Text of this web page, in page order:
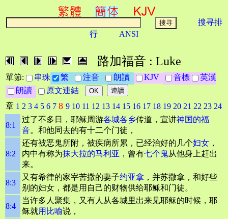
搜寻排
行
ANSI
路加福音 : Luke
單節: 串珠 繁 注音 朗讀 KJV 音標
英漢
朗讀
原文連結
章 1 2 3 4 5 6 7 8 9 10 11 12 13 14 15 16 17 18 19 20 21 22 23 24
8:1
过了不多日，耶稣周游各城各乡传道，宣讲神国的福
音。和他同去的有十二个门徒，
8:2
还有被恶鬼所附，被疾病所累，已经治好的几个妇女 ，
内中有称为抹大拉的马利亚 ，曾有七个鬼从他身上赶出
来。
8:3
又有希律的家宰苦撒的妻子约亚拿 ，并苏撒拿，和好些
别的妇女，都是用自己的财物供给耶稣和门徒。
8:4
当许多人聚集，又有人从各城里出来见耶稣的时候，耶
稣就用比喻说，